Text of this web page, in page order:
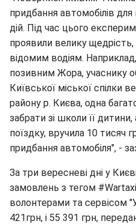
придбання автомобілів
дій. Під час цього
проявили велику щедрість,
відомим водіям.
позивним Жора, учаснику
Київської міської спілки
району р. Києва, одна
забрати зі школи її
поїздку, вручила 10 тисяч
придбання автомобіля", -
За три вересневі дні у
замовлень з тегом
волонтерами та сервісом
421грн, і 55 391 грн,